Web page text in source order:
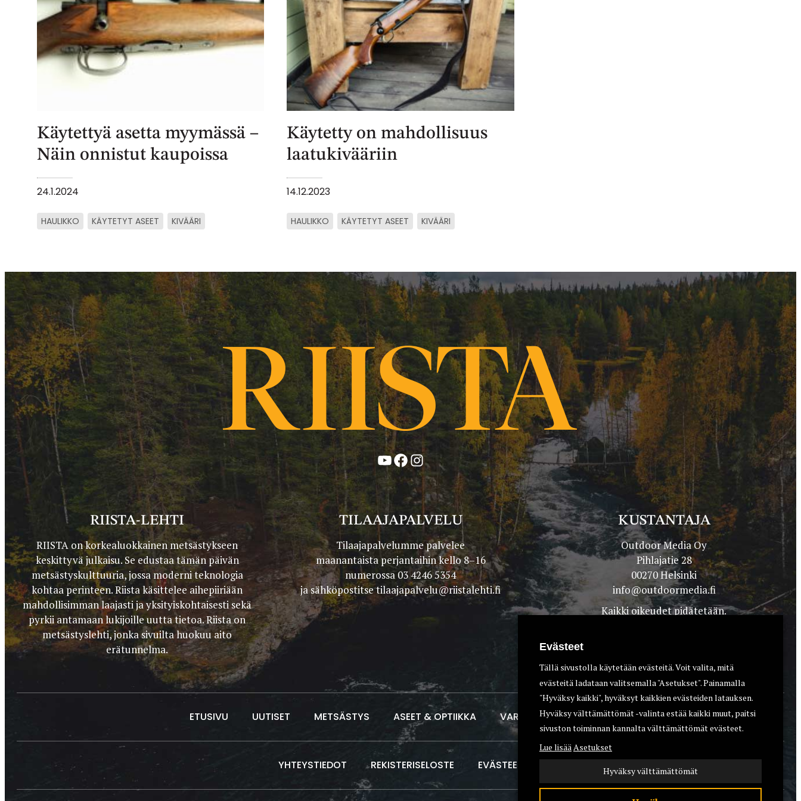
Käytettyä asetta myymässä –
Näin onnistut kaupoissa
24.1.2024
HAULIKKO KÄYTETYT ASEET KIVÄÄRI
Käytetty on mahdollisuus
laatukivääriin
14.12.2023
HAULIKKO KÄYTETYT ASEET KIVÄÄRI
YouTube
Facebook
Instagram
RIISTA-LEHTI
RIISTA on korkealuokkainen metsästykseen
keskittyvä julkaisu. Se edustaa tämän päivän
metsästyskulttuuria, jossa moderni teknologia
kohtaa perinteen. Riista käsittelee aihepiiriään
mahdollisimman laajasti ja yksityiskohtaisesti sekä
pyrkii antamaan lukijoille uutta tietoa. Riista on
metsästyslehti, jonka sivuilta huokuu aito
erätunnelma.
TILAAJAPALVELU
Tilaajapalvelumme palvelee
maanantaista perjantaihin kello 8–16
numerossa 03 4246 5354
ja sähköpostitsetilaajapalvelu@riistalehti.fi
KUSTANTAJA
Outdoor Media Oy
Pihlajatie 28
00270 Helsinki
info@outdoormedia.fi
Kaikki oikeudet pidätetään.
ETUSIVU UUTISET METSÄSTYS ASEET & OPTIIKKA VARUSTEET KOIRAT
YHTEYSTIEDOT REKISTERISELOSTE EVÄSTEET
Evästeet
Tällä sivustolla käytetään evästeitä. Voit valita, mitä
evästeitä ladataan valitsemalla "Asetukset". Painamalla
"Hyväksy kaikki", hyväksyt kaikkien evästeiden latauksen.
Hyväksy välttämättömät -valinta estää kaikki muut, paitsi
sivuston toiminnan kannalta välttämättömät evästeet.
Lue lisääAsetukset
Hyväksy välttämättömät